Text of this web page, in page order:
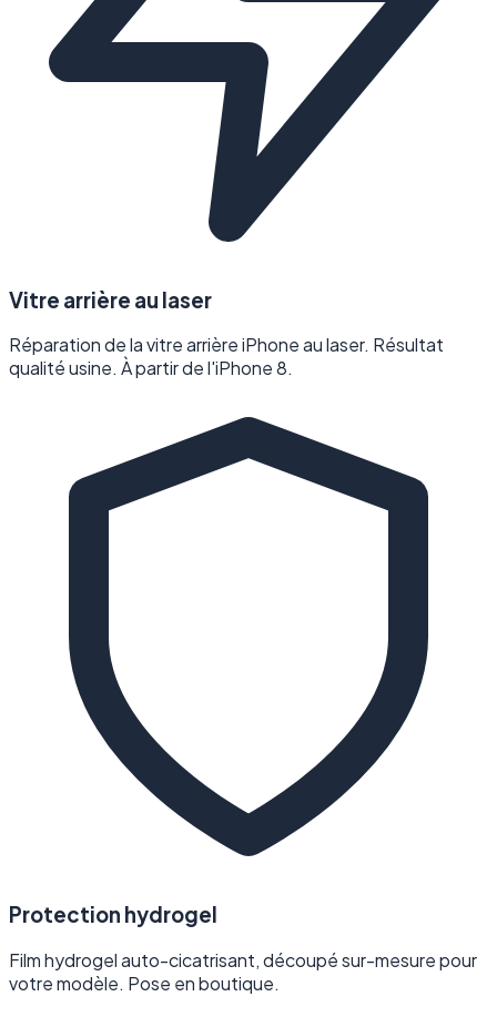
Vitre arrière au laser
Réparation de la vitre arrière iPhone au laser. Résultat
qualité usine. À partir de l'iPhone 8.
Protection hydrogel
Film hydrogel auto-cicatrisant, découpé sur-mesure pour
votre modèle. Pose en boutique.